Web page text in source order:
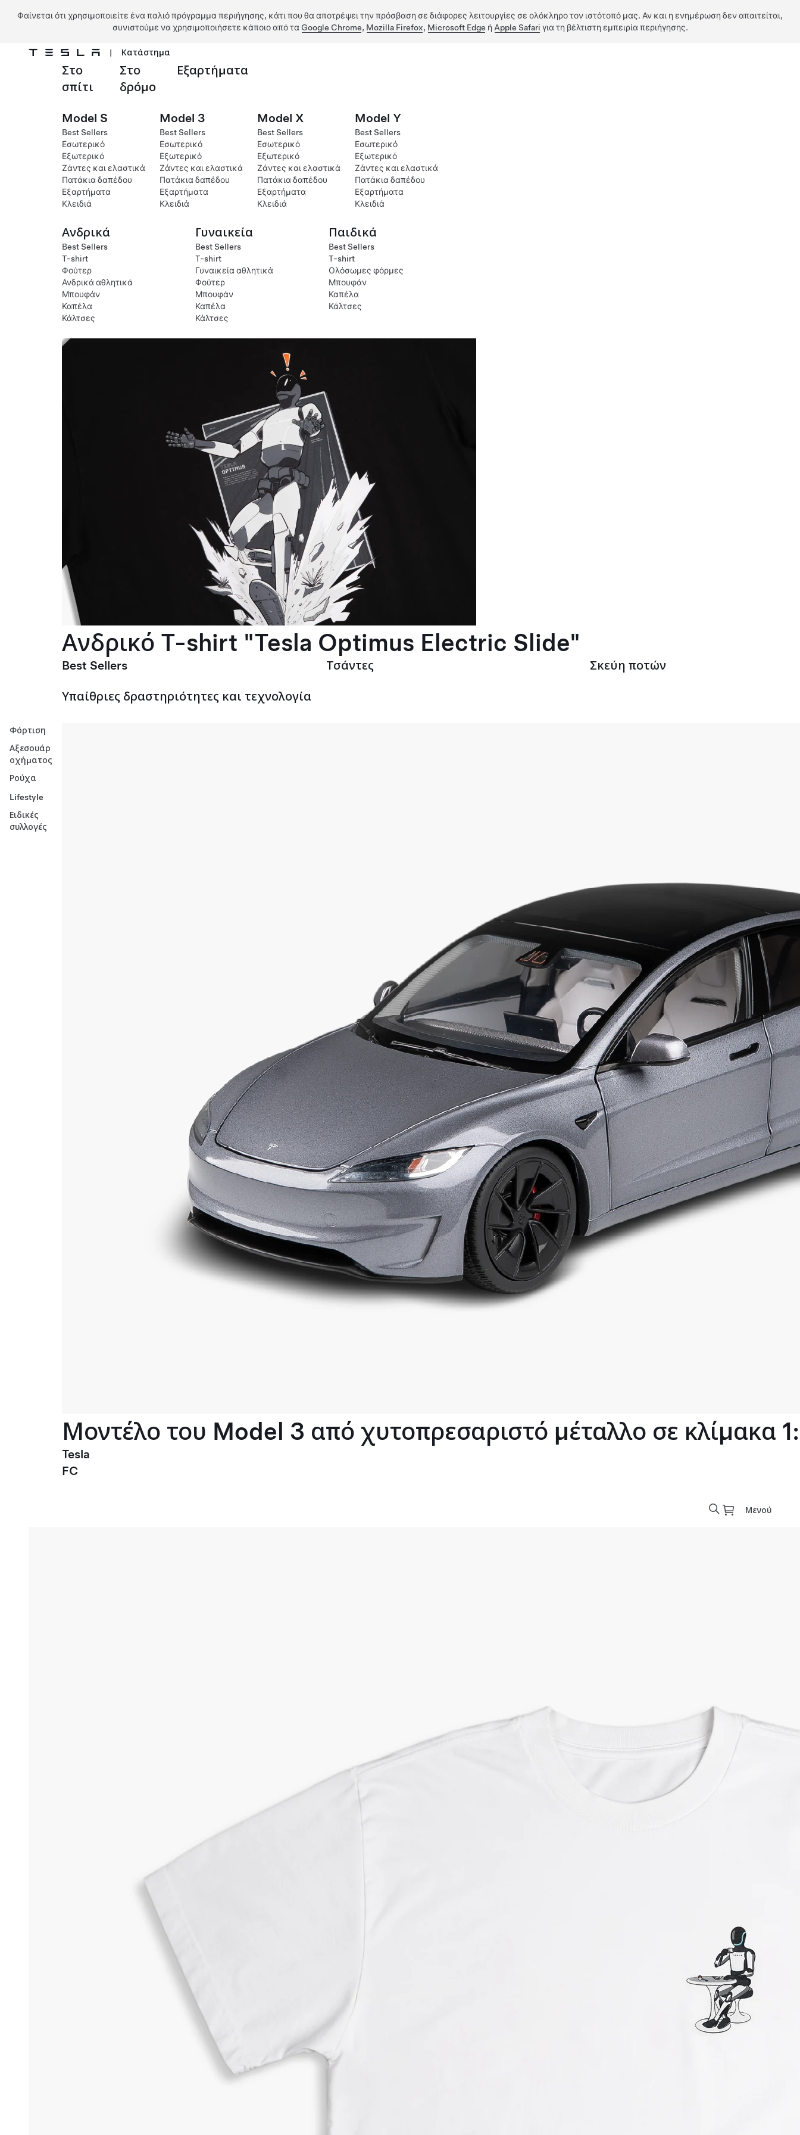
Φαίνεται ότι χρησιμοποιείτε ένα παλιό πρόγραμμα περιήγησης, κάτι που θα αποτρέψει την πρόσβαση σε διάφορες λειτουργίες σε ολόκληρο τον ιστότοπό μας. Αν και η ενημέρωση δεν απαιτείται,
συνιστούμε να χρησιμοποιήσετε κάποιο από τα Google Chrome, Mozilla Firefox, Microsoft Edge ή Apple Safari για τη βέλτιστη εμπειρία περιήγησης.
Μετάβαση στο κύριο περιεχόμενο
| Κατάστημα
Φόρτιση
Αξεσουάρ
οχήματος
Ρούχα
Lifestyle
Ειδικές
συλλογές
Στο
σπίτι
Στο
δρόμο
Εξαρτήματα
Model S
Best Sellers
Εσωτερικό
Εξωτερικό
Ζάντες και ελαστικά
Πατάκια δαπέδου
Εξαρτήματα
Κλειδιά
Model 3
Best Sellers
Εσωτερικό
Εξωτερικό
Ζάντες και ελαστικά
Πατάκια δαπέδου
Εξαρτήματα
Κλειδιά
Model X
Best Sellers
Εσωτερικό
Εξωτερικό
Ζάντες και ελαστικά
Πατάκια δαπέδου
Εξαρτήματα
Κλειδιά
Model Y
Best Sellers
Εσωτερικό
Εξωτερικό
Ζάντες και ελαστικά
Πατάκια δαπέδου
Εξαρτήματα
Κλειδιά
Ανδρικά
Best Sellers
T-shirt
Φούτερ
Ανδρικά αθλητικά
Μπουφάν
Καπέλα
Κάλτσες
Γυναικεία
Best Sellers
T-shirt
Γυναικεία αθλητικά
Φούτερ
Μπουφάν
Καπέλα
Κάλτσες
Παιδικά
Best Sellers
T-shirt
Ολόσωμες φόρμες
Μπουφάν
Καπέλα
Κάλτσες
Ανδρικό T-shirt "Tesla Optimus Electric Slide"
Best Sellers Τσάντες Σκεύη ποτών
Υπαίθριες δραστηριότητες και τεχνολογία
Μοντέλο του Model 3 από χυτοπρεσαριστό μέταλλο σε κλίμακα
Tesla
FC
Μενού